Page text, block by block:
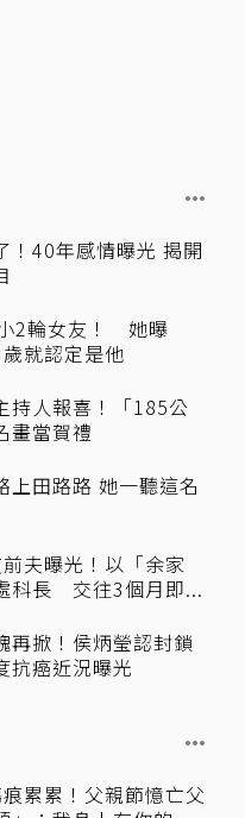
！40年感情曝光 揭開
2輪女友！ 她曝
歲就認定是他
持人報喜！「185公
畫當賀禮
上田路路 她一聽這名
夫曝光！以「余家
科長 交往3個月即...
再掀！侯炳瑩認封鎖
癌近況曝光
累累！父親節憶亡父